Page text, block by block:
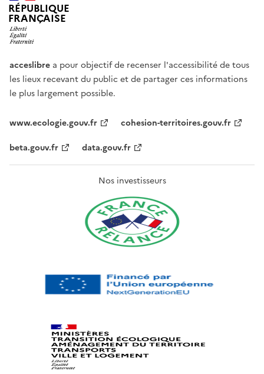
RÉPUBLIQUE
FRANÇAISE
acceslibre a pour objectif de recenser l'accessibilité de tous
les lieux recevant du public et de partager ces informations
le plus largement possible.
www.ecologie.gouv.fr
cohesion-territoires.gouv.fr
beta.gouv.fr
data.gouv.fr
Nos investisseurs